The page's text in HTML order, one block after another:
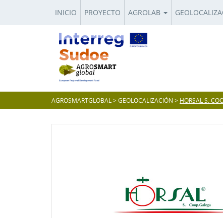
INICIO PROYECTO AGROLAB
AGROSMARTGLOBAL >GEOLOCALIZACIÓN > HORSAL S.